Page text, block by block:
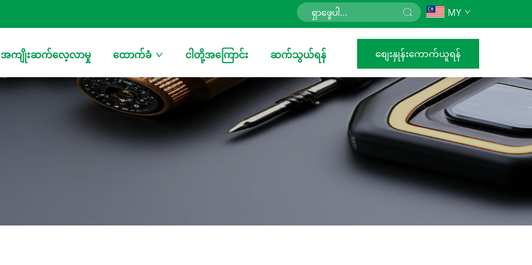
MY
အကျိုးဆက်လေ့လာမှု ထောက်ခံ ငါတို့အကြောင်း ဆက်သွယ်ရန် စျေးနှုန်းကောက်ယူရန်